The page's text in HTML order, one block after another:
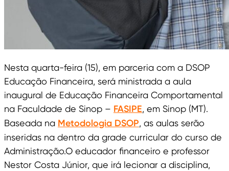
Nesta quarta-feira (15), em parceria com a DSOP
Educação Financeira, será ministrada a aula
inaugural de Educação Financeira Comportamental
na Faculdade de Sinop – FASIPE, em Sinop (MT).
Baseada na Metodologia DSOP, as aulas serão
inseridas na dentro da grade curricular do curso de
Administração.O educador financeiro e professor
Nestor Costa Júnior, que irá lecionar a disciplina,